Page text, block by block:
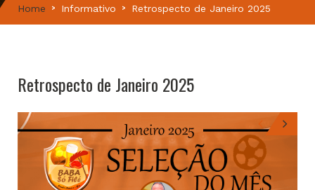
Home Informativo Retrospecto de Janeiro 2025
Retrospecto de Janeiro 2025